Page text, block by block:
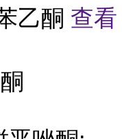
乙酮 查看